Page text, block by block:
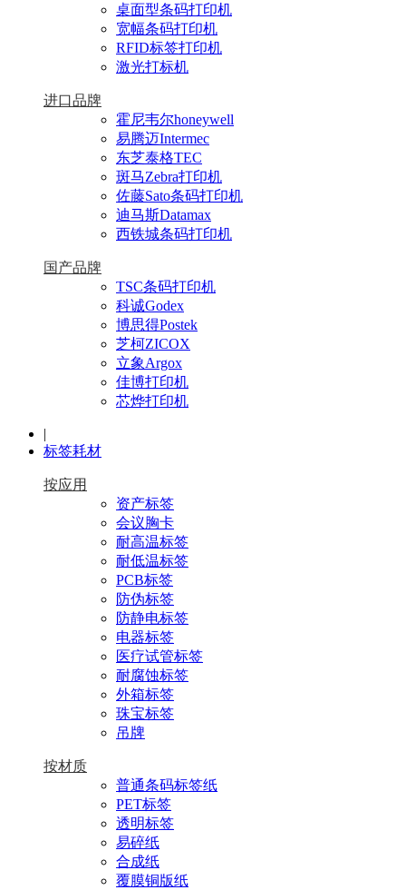
桌面型条码打印机
宽幅条码打印机
RFID标签打印机
激光打标机
进口品牌
霍尼韦尔honeywell
易腾迈Intermec
东芝泰格TEC
斑马Zebra打印机
佐藤Sato条码打印机
迪马斯Datamax
西铁城条码打印机
国产品牌
TSC条码打印机
科诚Godex
博思得Postek
芝柯ZICOX
立象Argox
佳博打印机
芯烨打印机
|
标签耗材
按应用
资产标签
会议胸卡
耐高温标签
耐低温标签
PCB标签
防伪标签
防静电标签
电器标签
医疗试管标签
耐腐蚀标签
外箱标签
珠宝标签
吊牌
按材质
普通条码标签纸
PET标签
透明标签
易碎纸
合成纸
覆膜铜版纸